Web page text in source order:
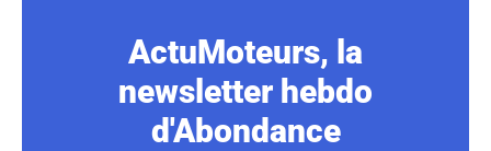
ActuMoteurs, la
newsletter hebdo
d'Abondance